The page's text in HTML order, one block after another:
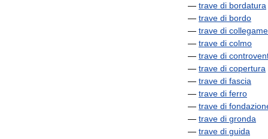
— trave di bordatura
— trave di bordo
— trave di
— trave di colmo
— trave di
— trave di copertura
— trave di fascia
— trave di ferro
— trave di
— trave di gronda
— trave di guida